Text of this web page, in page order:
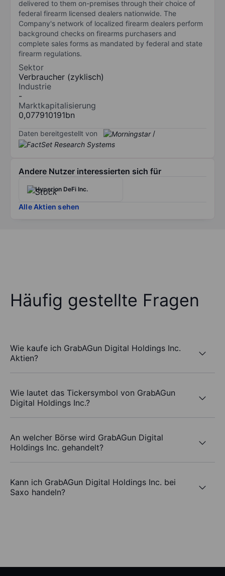
delivered to them on-premises through their choice of
federal firearm licensed dealers nationwide. The
Company's network of localized firearm dealers perform
background checks on firearms purchasers and
complete sales forms as mandated by federal and state
firearm regulations.
Sektor
Verbraucher (zyklisch)
Industrie
-
Marktkapitalisierung
0,077910191bn
Daten bereitgestellt von /
Andere Nutzer interessierten sich für
Hyperion DeFi Inc.
Alle Aktien sehen
Häufig gestellte Fragen
Wie kaufe ich GrabAGun Digital Holdings Inc.
Aktien?
Wie lautet das Tickersymbol von GrabAGun
Digital Holdings Inc.?
An welcher Börse wird GrabAGun Digital
Holdings Inc. gehandelt?
Kann ich GrabAGun Digital Holdings Inc. bei
Saxo handeln?